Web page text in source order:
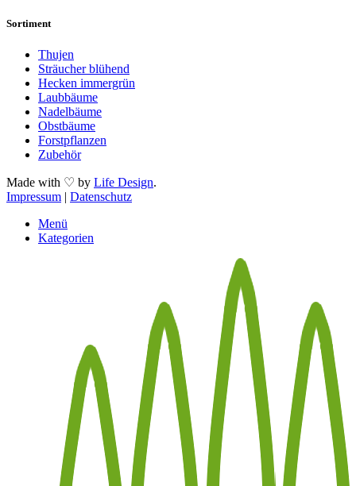
Sortiment
Thujen
Sträucher blühend
Hecken immergrün
Laubbäume
Nadelbäume
Obstbäume
Forstpflanzen
Zubehör
Made with ♡ by Life Design.
Impressum | Datenschutz
Menü
Kategorien